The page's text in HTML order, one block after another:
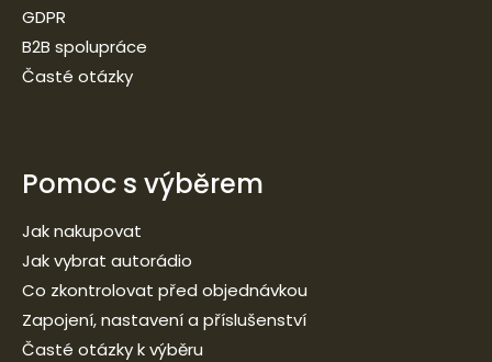
GDPR
B2B spolupráce
Časté otázky
Pomoc s výběrem
Jak nakupovat
Jak vybrat autorádio
Co zkontrolovat před objednávkou
Zapojení, nastavení a příslušenství
Časté otázky k výběru